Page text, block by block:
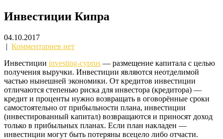
Инвестиции Кипра
04.10.2017
| Комментариев нет
Инвестиции investing-cyprus — размещение капитала с целью
получения выручки. Инвестиции являются неотделимой
частью нынешней экономики. От кредитов инвестиции
отличаются степенью риска для инвестора (кредитора) —
кредит и проценты нужно возвращать в оговорённые сроки
само­стоятельно от прибыльности плана, инвестиции
(инвестированный капитал) возвращаются и приносят доход
только в прибыльных планах. Если план накладен —
инвестиции могут быть потеряны всецело либо отчасти.